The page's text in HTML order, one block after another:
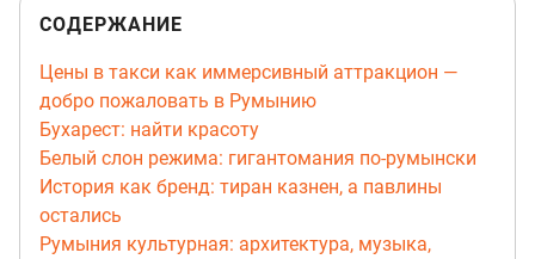
СОДЕРЖАНИЕ
Цены в такси как иммерсивный аттракцион —
добро пожаловать в Румынию
Бухарест: найти красоту
Белый слон режима: гигантомания по-румынски
История как бренд: тиран казнен, а павлины
остались
Румыния культурная: архитектура, музыка,